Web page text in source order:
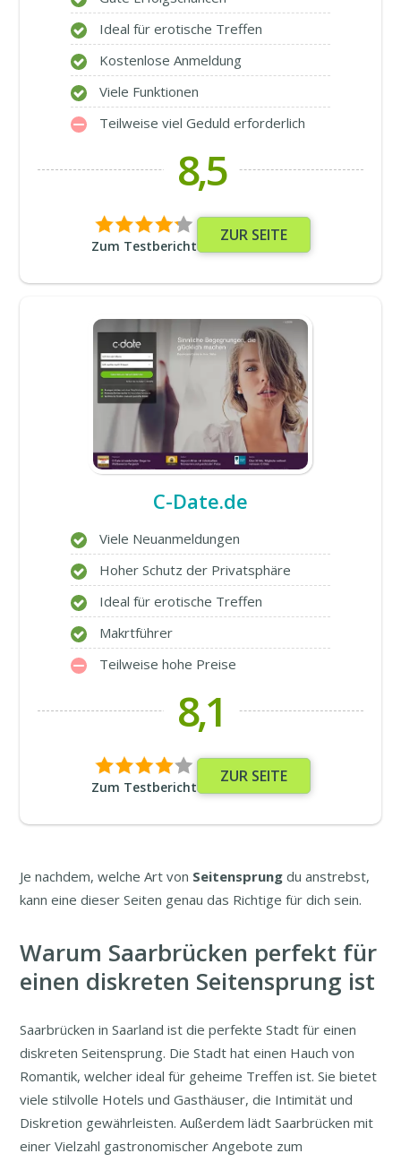
Ideal für erotische Treffen
Kostenlose Anmeldung
Viele Funktionen
Teilweise viel Geduld erforderlich
8,5
Zum Testbericht
ZUR SEITE
C-Date.de
Viele Neuanmeldungen
Hoher Schutz der Privatsphäre
Ideal für erotische Treffen
Makrtführer
Teilweise hohe Preise
8,1
Zum Testbericht
ZUR SEITE
Je nachdem, welche Art von Seitensprung du anstrebst,
kann eine dieser Seiten genau das Richtige für dich sein.
Warum Saarbrücken perfekt für
einen diskreten Seitensprung ist
Saarbrücken in Saarland ist die perfekte Stadt für einen
diskreten Seitensprung. Die Stadt hat einen Hauch von
Romantik, welcher ideal für geheime Treffen ist. Sie bietet
viele stilvolle Hotels und Gasthäuser, die Intimität und
Diskretion gewährleisten. Außerdem lädt Saarbrücken mit
einer Vielzahl gastronomischer Angebote zum